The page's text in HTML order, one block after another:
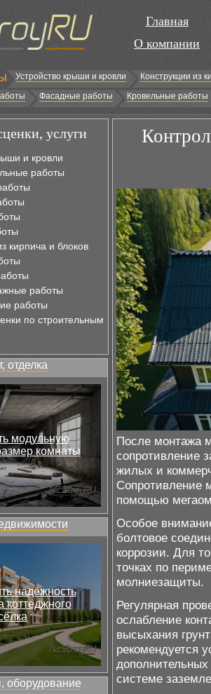
Главная
О компании
Устройство крыши и кровли
Конструкции из
Фасадные работы Кровельные работы
услуги
и кровли
работы
кирпича и блоков
работы
работы
по строительным
отделка
модульную
комнаты
надёжность
коттеджного
оборудование
После монтажа
сопротивление
жилых и
Сопротивление
помощью
Особое
болтовое
коррозии. Для
точках по
молниезащиты.
Регулярная
ослабление
высыхания
рекомендуется
системе